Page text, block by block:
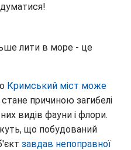
лити в море - це
Кримський міст може
причиною загибелі
видів фауни і флори.
що побудований
завдав непоправної